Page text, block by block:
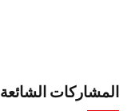
المشاركات الشائعة